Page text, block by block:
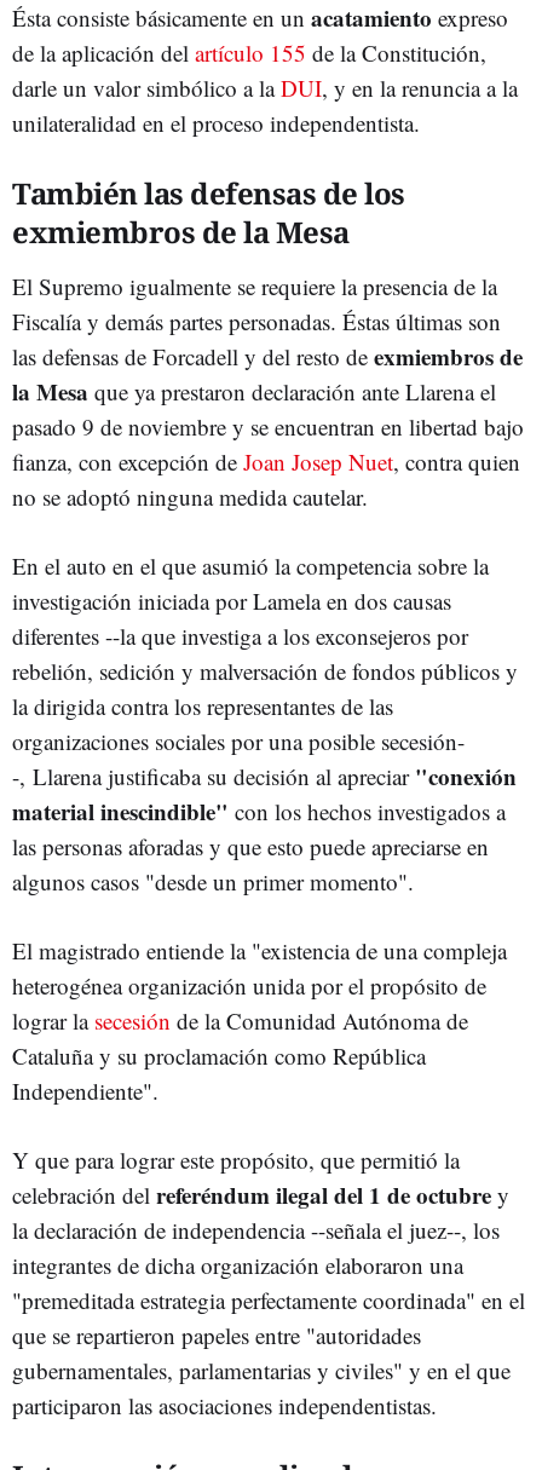
Ésta consiste básicamente en un acatamiento expreso
de la aplicación del artículo 155 de la Constitución,
darle un valor simbólico a laDUI, y en la renuncia a la
unilateralidad en el proceso independentista.
También las defensas de los
exmiembros de la Mesa
El Supremo igualmente se requiere la presencia de la
Fiscalía y demás partes personadas. Éstas últimas son
las defensas de Forcadell y del resto de exmiembros de
la Mesa que ya prestaron declaración ante Llarena el
pasado 9 de noviembre y se encuentran en libertad bajo
fianza, con excepción de Joan Josep Nuet, contra quien
no se adoptó ninguna medida cautelar.
En el auto en el que asumió la competencia sobre la
investigación iniciada por Lamela en dos causas
diferentes --la que investiga a los exconsejeros por
rebelión, sedición y malversación de fondos públicos y
la dirigida contra los representantes de las
organizaciones sociales por una posible secesión-
-, Llarena justificaba su decisión al apreciar "conexión
material inescindible" con los hechos investigados a
las personas aforadas y que esto puede apreciarse en
algunos casos "desde un primer momento".
El magistrado entiende la "existencia de una compleja
heterogénea organización unida por el propósito de
lograr la secesión de la Comunidad Autónoma de
Cataluña y su proclamación como República
Independiente".
Y que para lograr este propósito, que permitió la
celebración del referéndum ilegal del 1 de octubre y
la declaración de independencia --señala el juez--, los
integrantes de dicha organización elaboraron una
"premeditada estrategia perfectamente coordinada" en el
que se repartieron papeles entre "autoridades
gubernamentales, parlamentarias y civiles" y en el que
participaron las asociaciones independentistas.